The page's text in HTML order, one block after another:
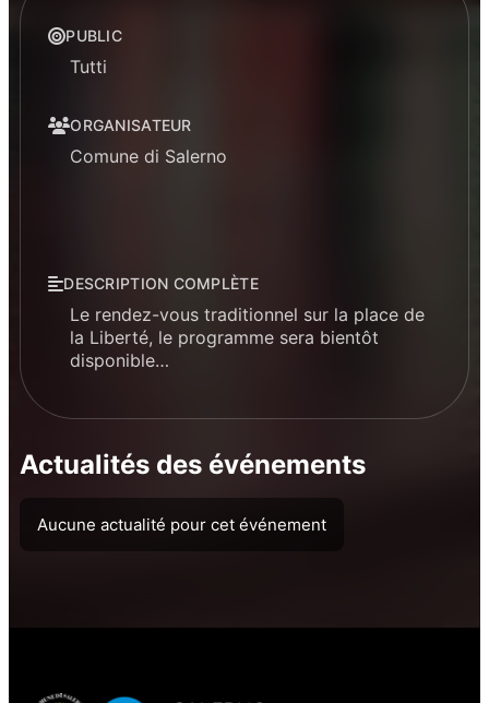
PUBLIC
Tutti
ORGANISATEUR
Comune di Salerno
DESCRIPTION COMPLÈTE
Le rendez-vous traditionnel sur la place de
la Liberté, le programme sera bientôt
disponible…
Actualités des événements
Aucune actualité pour cet événement